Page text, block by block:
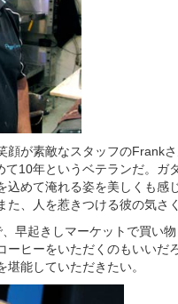
顔が素敵なスタッフのFrank
て10年というベテランだ。
込めて淹れる姿を美しくも
た、人を惹きつける彼の気さ
早起きしマーケットで買い
ーヒーをいただくのもいい
能していただきたい。